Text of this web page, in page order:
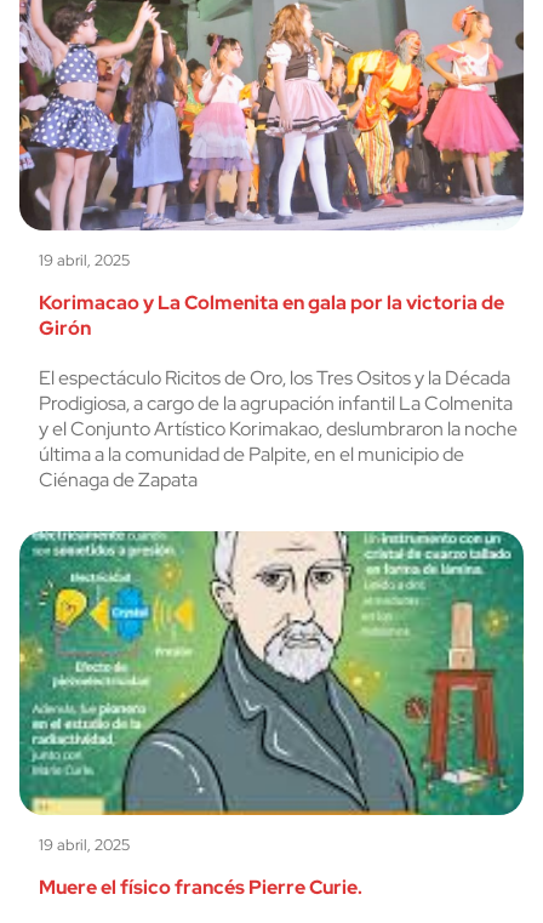
19 abril, 2025
Korimacao y La Colmenita en gala por la victoria de
Girón
El espectáculo Ricitos de Oro, los Tres Ositos y la Década
Prodigiosa, a cargo de la agrupación infantil La Colmenita
y el Conjunto Artístico Korimakao, deslumbraron la noche
última a la comunidad de Palpite, en el municipio de
Ciénaga de Zapata
19 abril, 2025
Muere el físico francés Pierre Curie.